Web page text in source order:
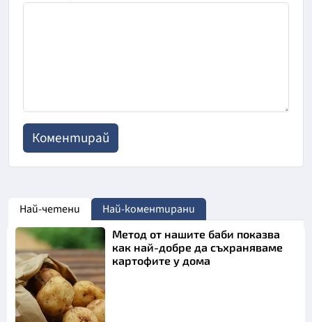
Най-четени Най-коментирани
Метод от нашите баби показва
как най-добре да съхраняваме
картофите у дома